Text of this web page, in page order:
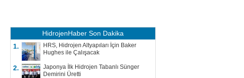
HidrojenHaber Son Dakika
1.
HRS, Hidrojen Altyapıları İçin Baker
Hughes ile Çalışacak
2.
Japonya İlk Hidrojen Tabanlı Sünger
Demirini Üretti